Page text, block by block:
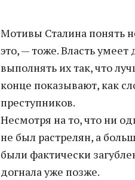
Мотивы Сталина понять
это, — тоже. Власть
выполнять их так, что
конце показывают, как
преступников.
Несмотря на то, что ни
не был растрелян, а
были фактически
догнала уже позже.